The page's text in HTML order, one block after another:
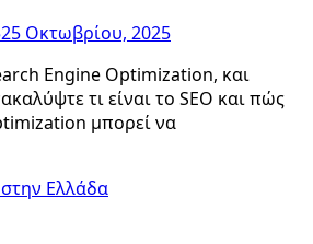
25 Οκτωβρίου, 2025
Engine Optimization, και
τι είναι το SEO και πώς
μπορεί να